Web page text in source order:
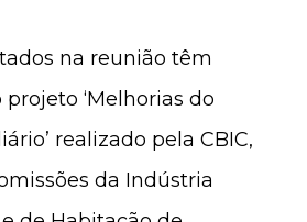
na reunião têm
‘Melhorias do
realizado pela CBIC,
da Indústria